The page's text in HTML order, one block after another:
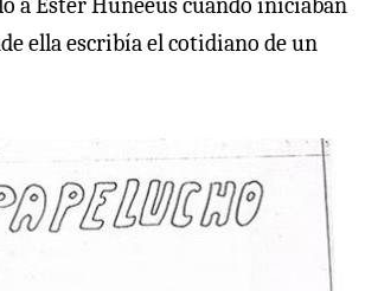
a Ester Huneeus cuando iniciaban
ella escribía el cotidiano de un